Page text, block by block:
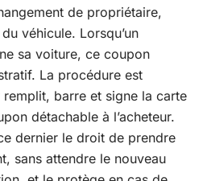
de propriétaire,
véhicule. Lorsqu’un
sa voiture, ce coupon
La procédure est
barre et signe la carte
détachable à l’acheteur.
dernier le droit de prendre
sans attendre le nouveau